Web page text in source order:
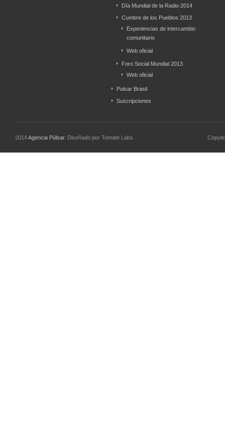
Día Mundial de la Radio 2014
Cumbre de los Pueblos 2013
Experiencias de intercambio
comunitario
Web oficial
Foro Social Mundial 2013
Web oficial
Pulsar Brasil
Suscripciones
2014Agencia Púlsar. Diseñado por Tomate Labs.